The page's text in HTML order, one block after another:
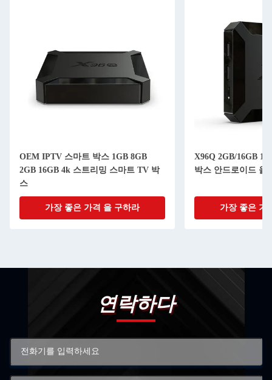
OEM IPTV 스마트 박스 1GB 8GB
2GB 16GB 4k 스트리밍 스마트 TV 박
스
가장 좋은 가격 을 구하라
X96Q 2GB/16GB
박스 안드로이드 올
가장 좋은 가
연락하다